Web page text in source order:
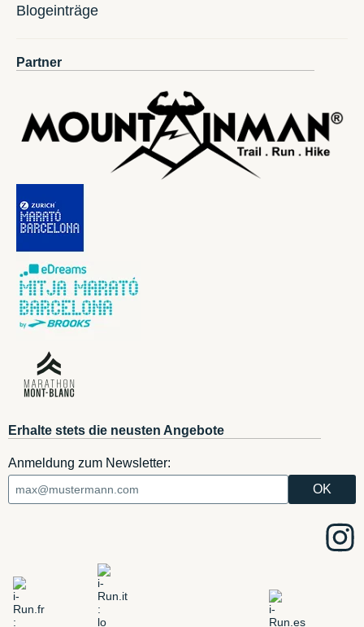
Blogeinträge
Partner
Erhalte stets die neusten Angebote
Anmeldung zum Newsletter: